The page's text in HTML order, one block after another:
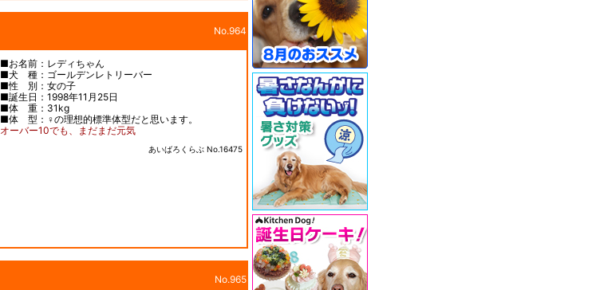
No.964
■お名前：レディちゃん
■犬 種：ゴールデンレトリーバー
■性 別：女の子
■誕生日：1998年11月25日
■体 重：31kg
■体 型：♀の理想的標準体型だと思います。
オーバー10でも、まだまだ元気
あいばろくらぶ No.16475
No.965